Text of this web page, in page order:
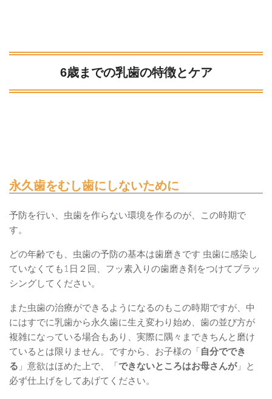
6歳までの乳歯の特徴とケア
永久歯をむし歯にしないために
予防を行い、虫歯を作らない環境を作るのが、この時期で
す。
どの年齢でも、虫歯の予防の基本は歯磨きです 虫歯に感染し
ていなくても1日２回、フッ素入りの歯磨き剤をつけてブラッ
シングしてください。
また虫歯の治療ができるようになるのもこの時期ですが、中
にはすでに乳歯から永久歯に生え変わり始め、歯の並び方が
複雑になっている場合もあり、実際に隅々まできちんと磨け
ているとは限りません。ですから、お子様の「 自分ででき
る 」意欲はほめた上で、「 できないところはお母さんが」と
必ず仕上げをしてあげてください。